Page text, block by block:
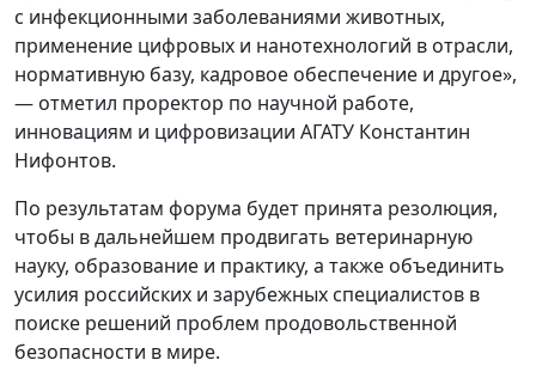
с инфекционными заболеваниями животных,
применение цифровых и нанотехнологий в отрасли,
нормативную базу, кадровое обеспечение и другое»,
— отметил проректор по научной работе,
инновациям и цифровизации АГАТУ Константин
Нифонтов.
По результатам форума будет принята резолюция,
чтобы в дальнейшем продвигать ветеринарную
науку, образование и практику, а также объединить
усилия российских и зарубежных специалистов в
поиске решений проблем продовольственной
безопасности в мире.